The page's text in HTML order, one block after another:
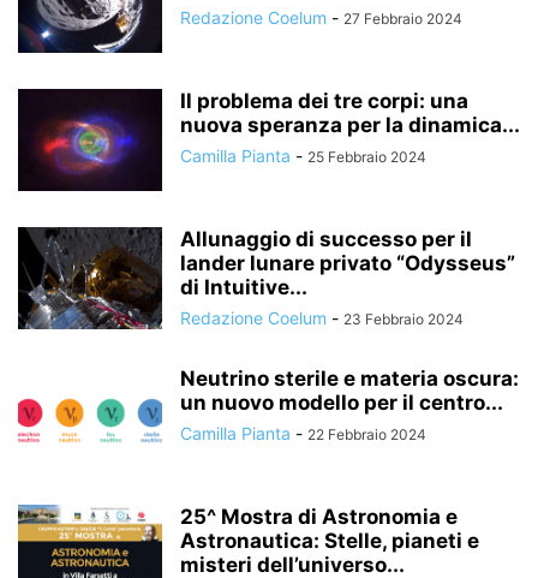
Redazione Coelum - 27 Febbraio 2024
Il problema dei tre corpi: una
nuova speranza per la dinamica...
Camilla Pianta - 25 Febbraio 2024
Allunaggio di successo per il
lander lunare privato “Odysseus”
di Intuitive...
Redazione Coelum - 23 Febbraio 2024
Neutrino sterile e materia oscura:
un nuovo modello per il centro...
Camilla Pianta - 22 Febbraio 2024
25^ Mostra di Astronomia e
Astronautica: Stelle, pianeti e
misteri dell’universo...